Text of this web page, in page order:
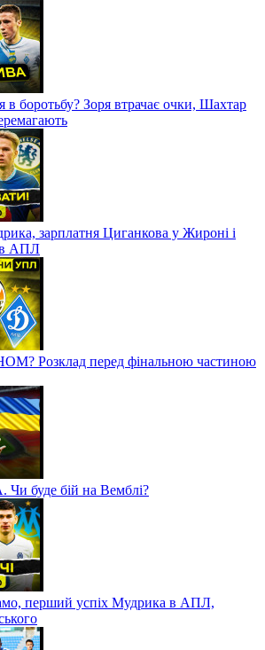
в боротьбу? Зоря втрачає очки, Шахтар
зарплатня Циганкова у Жироні і
в АПЛ
Розклад перед фінальною частиною
буде бій на Вемблі?
перший успіх Мудрика в АПЛ,